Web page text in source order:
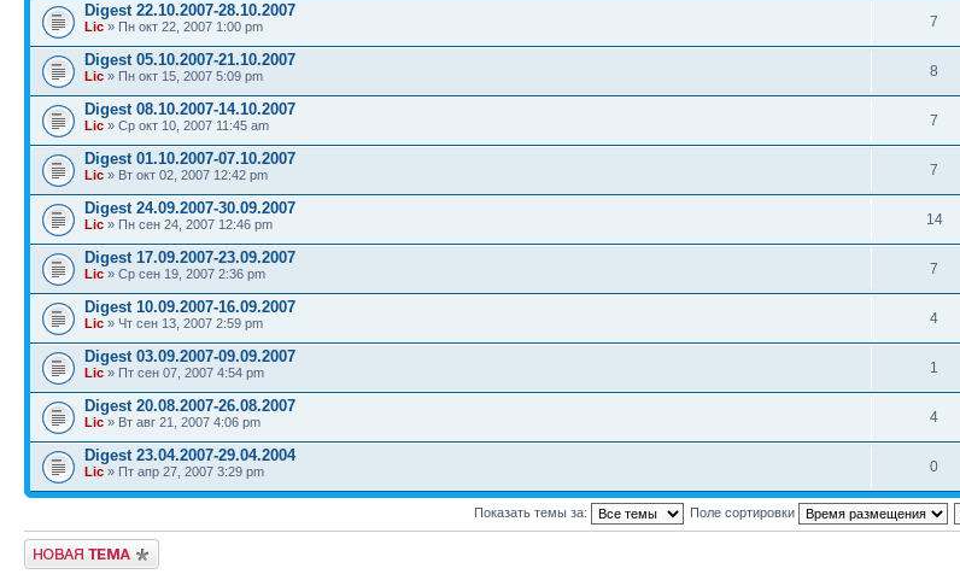
Digest 22.10.2007-28.10.2007
Lic » Пн окт 22, 2007 1:00 pm 7
Digest 05.10.2007-21.10.2007
Lic » Пн окт 15, 2007 5:09 pm 8
Digest 08.10.2007-14.10.2007
Lic » Ср окт 10, 2007 11:45 am 7
Digest 01.10.2007-07.10.2007
Lic » Вт окт 02, 2007 12:42 pm 7
Digest 24.09.2007-30.09.2007
Lic » Пн сен 24, 2007 12:46 pm 14
Digest 17.09.2007-23.09.2007
Lic » Ср сен 19, 2007 2:36 pm 7
Digest 10.09.2007-16.09.2007
Lic » Чт сен 13, 2007 2:59 pm 4
Digest 03.09.2007-09.09.2007
Lic » Пт сен 07, 2007 4:54 pm 1
Digest 20.08.2007-26.08.2007
Lic » Вт авг 21, 2007 4:06 pm 4
Digest 23.04.2007-29.04.2004
Lic » Пт апр 27, 2007 3:29 pm 0
Показать темы за: Поле сортировки
Новая тема